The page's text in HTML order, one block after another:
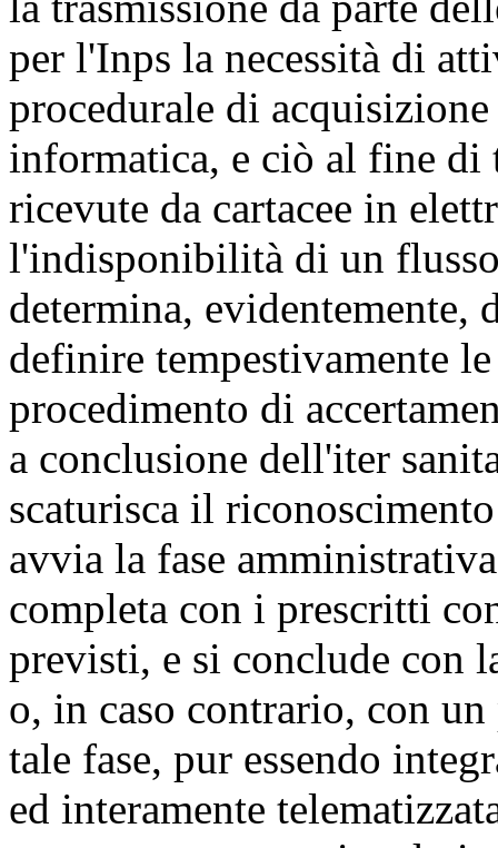
per l'Inps la necessità di
procedurale di
informatica, e ciò al fine
ricevute da cartacee in
l'indisponibilità di un
determina,
definire tempestivamente
procedimento di
a conclusione dell'iter
scaturisca il
avvia la fase
completa con i prescritti
previsti, e si conclude con
o, in caso contrario, con
tale fase, pur essendo
ed interamente